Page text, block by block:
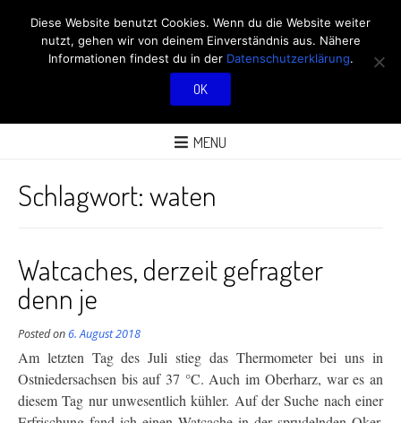
RÖBÜS OUTDOOR
BLOG
MENU
Schlagwort:waten
Watcaches, derzeit gefragter
denn je
Posted on6. August 2018
Am letzten Tag des Juli stieg das Thermometer bei uns in
Ostniedersachsen bis auf 37 °C. Auch im Oberharz, war es an
diesem Tag nur unwesentlich kühler. Auf der Suche nach einer
Diese Website benutzt Cookies. Wenn du die Website weiter
nutzt, gehen wir von deinem Einverständnis aus. Nähere
Informationen findest du in der Datenschutzerklärung.
OK